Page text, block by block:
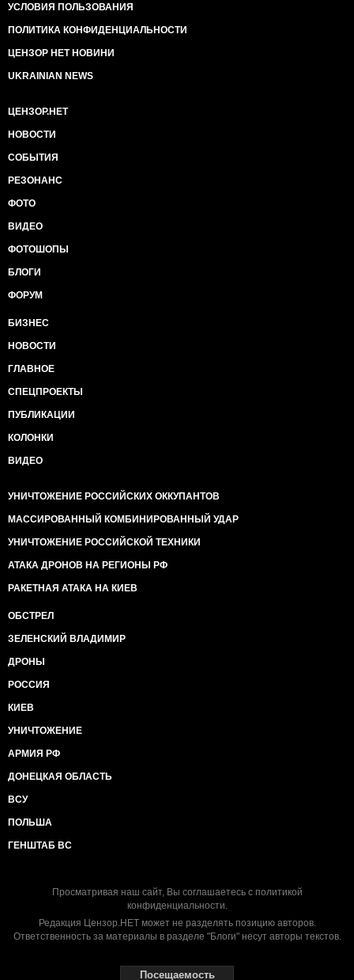
УСЛОВИЯ ПОЛЬЗОВАНИЯ
ПОЛИТИКА КОНФИДЕНЦИАЛЬНОСТИ
ЦЕНЗОР НЕТ НОВИНИ
UKRAINIAN NEWS
ЦЕНЗОР.НЕТ
НОВОСТИ
СОБЫТИЯ
РЕЗОНАНС
ФОТО
ВИДЕО
ФОТОШОПЫ
БЛОГИ
ФОРУМ
БИЗНЕС
НОВОСТИ
ГЛАВНОЕ
СПЕЦПРОЕКТЫ
ПУБЛИКАЦИИ
КОЛОНКИ
ВИДЕО
УНИЧТОЖЕНИЕ РОССИЙСКИХ ОККУПАНТОВ
МАССИРОВАННЫЙ КОМБИНИРОВАННЫЙ УДАР
УНИЧТОЖЕНИЕ РОССИЙСКОЙ ТЕХНИКИ
АТАКА ДРОНОВ НА РЕГИОНЫ РФ
РАКЕТНАЯ АТАКА НА КИЕВ
ОБСТРЕЛ
ЗЕЛЕНСКИЙ ВЛАДИМИР
ДРОНЫ
РОССИЯ
КИЕВ
УНИЧТОЖЕНИЕ
АРМИЯ РФ
ДОНЕЦКАЯ ОБЛАСТЬ
ВСУ
ПОЛЬША
ГЕНШТАБ ВС
Просматривая наш сайт, Вы соглашаетесь с политикой
конфиденциальности.
Редакция Цензор.НЕТ может не разделять позицию авторов.
Ответственность за материалы в разделе "Блоги" несут авторы текстов.
Посещаемость